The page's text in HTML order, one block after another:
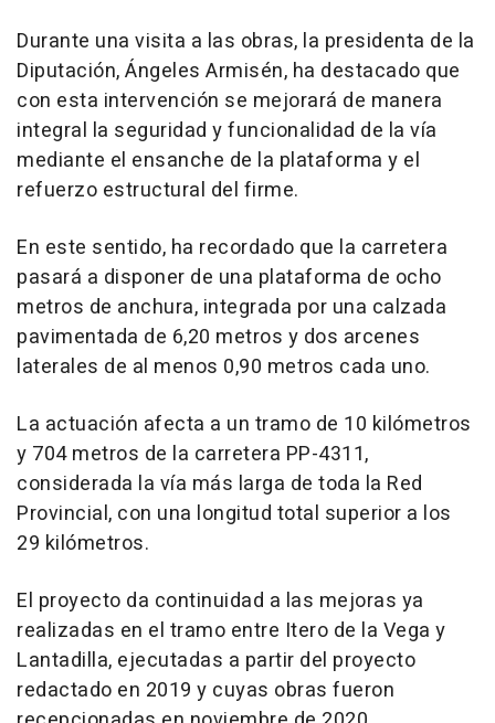
Durante una visita a las obras, la presidenta de la
Diputación, Ángeles Armisén, ha destacado que
con esta intervención se mejorará de manera
integral la seguridad y funcionalidad de la vía
mediante el ensanche de la plataforma y el
refuerzo estructural del firme.
En este sentido, ha recordado que la carretera
pasará a disponer de una plataforma de ocho
metros de anchura, integrada por una calzada
pavimentada de 6,20 metros y dos arcenes
laterales de al menos 0,90 metros cada uno.
La actuación afecta a un tramo de 10 kilómetros
y 704 metros de la carretera PP-4311,
considerada la vía más larga de toda la Red
Provincial, con una longitud total superior a los
29 kilómetros.
El proyecto da continuidad a las mejoras ya
realizadas en el tramo entre Itero de la Vega y
Lantadilla, ejecutadas a partir del proyecto
redactado en 2019 y cuyas obras fueron